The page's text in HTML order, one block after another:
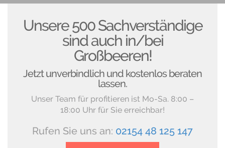
Unsere 500 Sachverständige
sind auch in/bei
Großbeeren!
Jetzt unverbindlich und kostenlos beraten
lassen.
Unser Team für profitieren ist Mo-Sa. 8:00 –
18:00 Uhr für Sie erreichbar!
Rufen Sie uns an: 02154 48 125 147